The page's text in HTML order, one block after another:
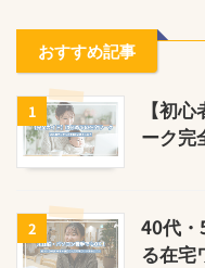
おすすめ記事
1
【初
ーク完
2
40代・
る在宅